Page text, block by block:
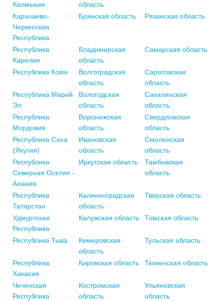
Калмыкия
область
Карачаево-
Черкесская
Республика
Брянская область Рязанская область
Республика
Карелия
Владимирская
область
Самарская область
Республика Коми
Волгоградская
область
Саратовская
область
Республика Марий
Эл
Вологодская
область
Сахалинская
область
Республика
Мордовия
Воронежская
область
Свердловская
область
Республика Саха
(Якутия)
Ивановская
область
Смоленская
область
Республика
Северная Осетия -
Алания
Иркутская область
Тамбовская
область
Республика
Татарстан
Калининградская
область
Тверская область
Удмуртская
Республика
Калужская область Томская область
Республика Тыва
Кемеровская
область
Тульская область
Республика
Хакасия
Кировская область Тюменская область
Чеченская
Республика
Костромская
область
Ульяновская
область